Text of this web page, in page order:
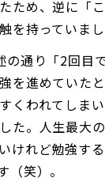
ため、逆に「
を持っていまし
の通り「2回目
を進めていた
くわれてしま
た。人生最大
けれど勉強す
（笑）。